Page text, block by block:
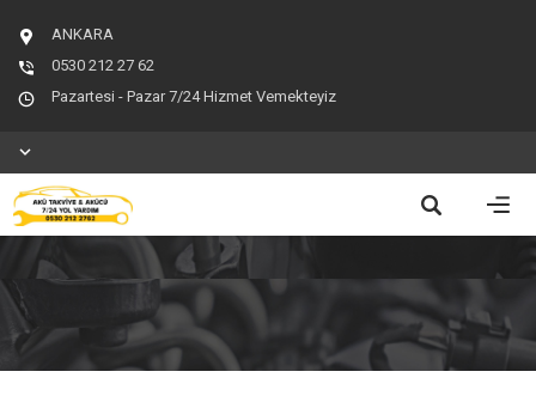
ANKARA
0530 212 27 62
Pazartesi - Pazar 7/24 Hizmet Vemekteyiz